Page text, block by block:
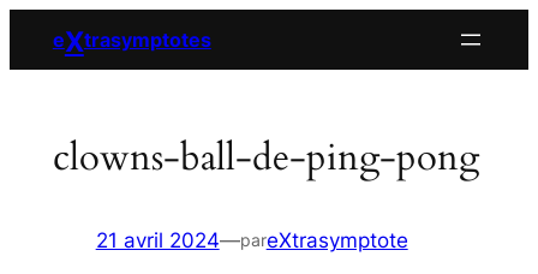
eXtrasymptotes
clowns-ball-de-ping-pong
21 avril 2024—pareXtrasymptote